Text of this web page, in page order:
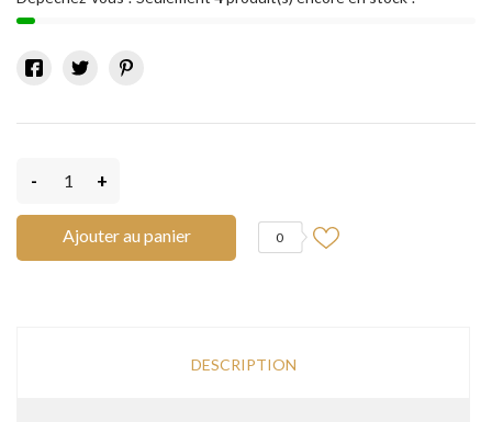
- +
Ajouter au panier 0
DESCRIPTION